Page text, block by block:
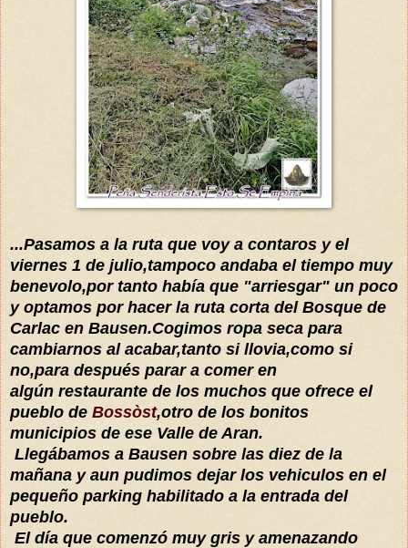
...Pasamos a la ruta que voy a contaros y el
viernes 1 de julio,tampoco andaba el tiempo muy
benevolo,por tanto había que "arriesgar" un poco
y optamos por hacer la ruta corta del Bosque de
Carlac en Bausen.Cogimos ropa seca para
cambiarnos al acabar,tanto si llovia,como si
no,para después parar a comer en
algún restaurante de los muchos que ofrece el
pueblo de Bossòst,otro de los bonitos
municipios de ese Valle de Aran.
Llegábamos a Bausen sobre las diez de la
mañana y aun pudimos dejar los vehiculos en el
pequeño parking habilitado a la entrada del
pueblo.
El día que comenzó muy gris y amenazando